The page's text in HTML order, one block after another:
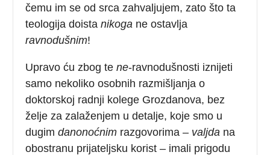
čemu im se od srca zahvaljujem, zato što ta
teologija doistanikoga ne ostavlja
ravnodušnim!
Upravo ću zbog tene-ravnodušnosti iznijeti
samo nekoliko osobnih razmišljanja o
doktorskoj radnji kolege Grozdanova, bez
želje za zalaženjem u detalje, koje smo u
dugimdanonoćnim razgovorima – valjda na
obostranu prijateljsku korist – imali prigodu